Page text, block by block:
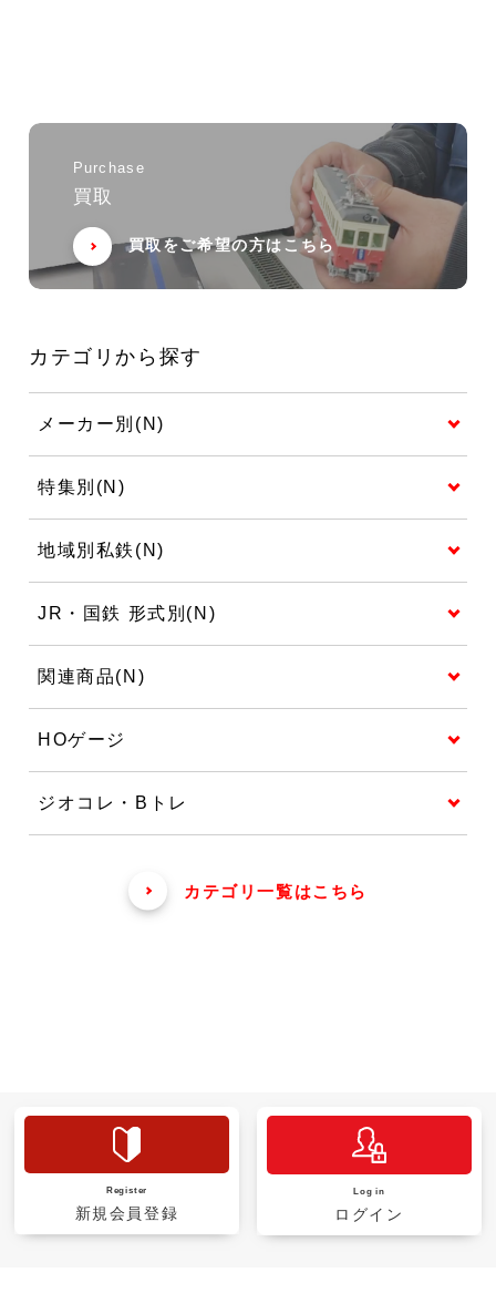
Purchase
買取
買取をご希望の方はこちら
カテゴリから探す
メーカー別(N)
特集別(N)
地域別私鉄(N)
JR・国鉄 形式別(N)
関連商品(N)
HOゲージ
ジオコレ・Bトレ
カテゴリ一覧はこちら
Register
新規会員登録
Log in
ログイン